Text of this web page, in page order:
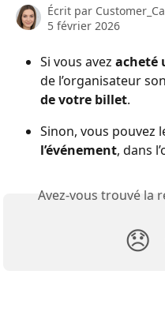
Écrit par
5 février 2026
Si vous avez acheté
de l’organisateur
de votre billet.
Sinon, vous pouvez
l’événement, dans
Avez-vous trouvé la
😞